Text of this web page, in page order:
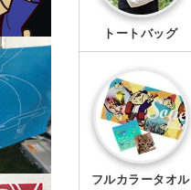
トートバッグ
フルカラータオル